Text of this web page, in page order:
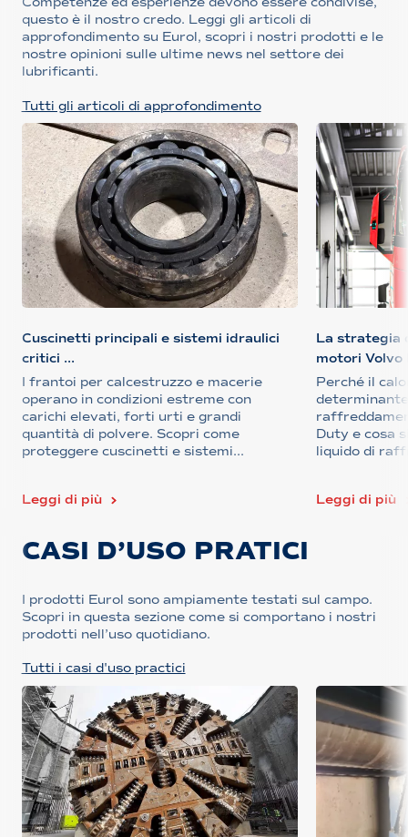
questo è il nostro credo. Leggi gli articoli di
approfondimento su Eurol, scopri i nostri prodotti e le
nostre opinioni sulle ultime news nel settore dei
lubrificanti.
Tutti gli articoli di approfondimento
Cuscinetti principali e sistemi idraulici
critici ...
I frantoi per calcestruzzo e macerie
operano in condizioni estreme con
carichi elevati, forti urti e grandi
quantità di polvere. Scopri come
proteggere cuscinetti e sistemi...
Leggi di più
La strategia
motori Volvo
Perché il
Duty e cosa
liquido di
Leggi di più
CASI D’USO PRATICI
I prodotti Eurol sono ampiamente testati sul campo.
Scopri in questa sezione come si comportano i nostri
prodotti nell’uso quotidiano.
Tutti i casi d'uso practici